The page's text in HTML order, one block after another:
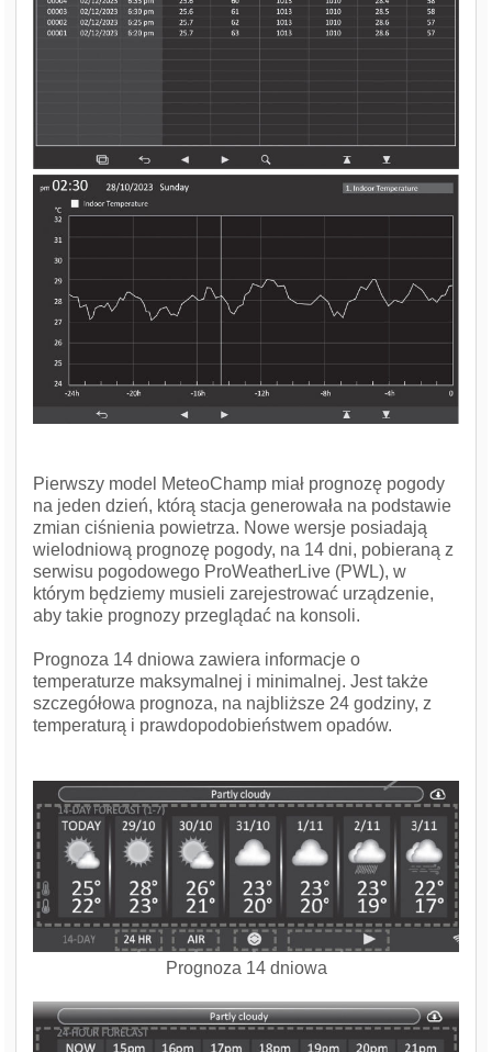
Pierwszy model MeteoChamp miał prognozę pogody
na jeden dzień, którą stacja generowała na podstawie
zmian ciśnienia powietrza. Nowe wersje posiadają
wielodniową prognozę pogody, na 14 dni, pobieraną z
serwisu pogodowego ProWeatherLive (PWL), w
którym będziemy musieli zarejestrować urządzenie,
aby takie prognozy przeglądać na konsoli.
Prognoza 14 dniowa zawiera informacje o
temperaturze maksymalnej i minimalnej. Jest także
szczegółowa prognoza, na najbliższe 24 godziny, z
temperaturą i prawdopodobieństwem opadów.
Prognoza 14 dniowa